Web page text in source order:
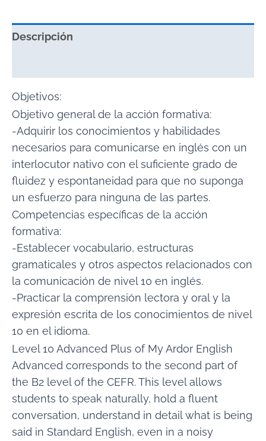
Descripción
Objetivos:
Objetivo general de la acción formativa:
-Adquirir los conocimientos y habilidades
necesarios para comunicarse en inglés con un
interlocutor nativo con el suficiente grado de
fluidez y espontaneidad para que no suponga
un esfuerzo para ninguna de las partes.
Competencias específicas de la acción
formativa:
-Establecer vocabulario, estructuras
gramaticales y otros aspectos relacionados con
la comunicación de nivel 10 en inglés.
-Practicar la comprensión lectora y oral y la
expresión escrita de los conocimientos de nivel
10 en el idioma.
Level 10 Advanced Plus of My Ardor English
Advanced corresponds to the second part of
the B2 level of the CEFR. This level allows
students to speak naturally, hold a fluent
conversation, understand in detail what is being
said in Standard English, even in a noisy